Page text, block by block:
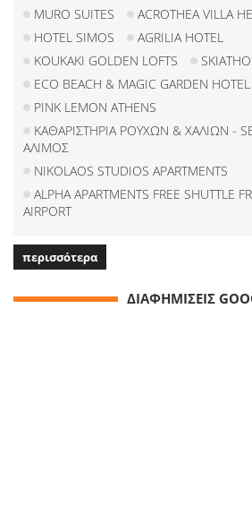
MURO SUITES
ACROTHEA VILLA
HOTEL SIMOS
AGRILIA HOTEL
KOUKAKI GOLDEN LOFTS
ECO BEACH & MAGIC GARDEN HOTEL
PINK LEMON ATHENS
ΚΑΘΑΡΙΣΤΗΡΙΑ ΡΟΥΧΩΝ & ΧΑΛΙΩΝ -
ΑΛΙΜΟΣ
NIKOLAOS STUDIOS APARTMENTS
ALPHA APARTMENTS FREE SHUTTLE
AIRPORT
περισσότερα
ΔΙΑΦΗΜΙΣΕΙΣ